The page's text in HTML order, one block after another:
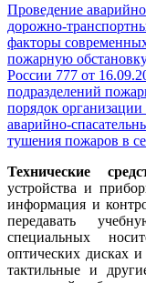
Проведение
дорожно-
факторы
пожарную
России 777 от
подразделений
порядок
аварийно-
тушения пожаров в
Технические
устройства и
информация и
передавать
специальных
оптических дисках и
тактильные и